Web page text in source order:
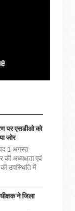
पर एसडीओ को
जोर
1 अगस्त
की अध्यक्षता एवं
उपस्थिति में
ने जिला